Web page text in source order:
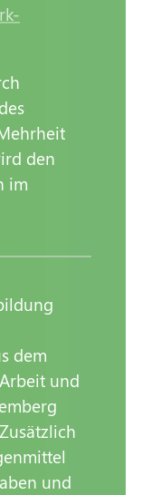
den
im
dem
und
und